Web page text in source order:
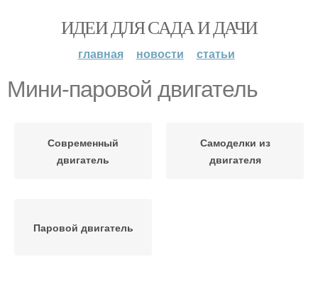
ИДЕИ ДЛЯ САДА И ДАЧИ
главная новости статьи
Мини-паровой двигатель
Современный
двигатель
Самоделки из
двигателя
Паровой двигатель